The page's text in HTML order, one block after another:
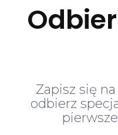
Zapisz się
odbierz